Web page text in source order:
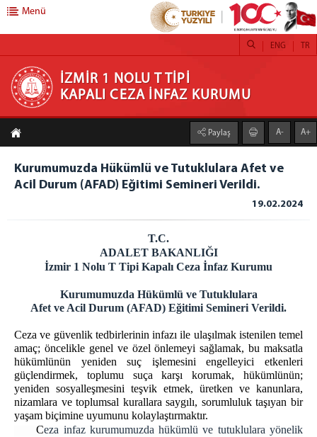
İZMİR 1 NOLU T TİPİ KAPALI CEZA İNFAZ
KURUMU
ANASAYFA
KURUMUMUZ
STOR PERDE
ATÖLYE VE İŞ YURTLARI
H/T BİLGİLENDİRME
EMANET PARA
ZİYARET BİLGİLENDİRME
ZİYARET YÖNETMELİĞİ
ZİYARET KURALLARI
Cenazeye Katılım ve Hasta Ziyareti İçin
Doldurulacak Dilekçe Örneği
KAMPÜS CİK
Menü
İZMİR 1 NOLU T TİPİ
KAPALI CEZA İNFAZ KURUMU
TR
ENG
Paylaş A- A+
Kurumumuzda Hükümlü ve Tutuklulara Afet ve
Acil Durum (AFAD) Eğitimi Semineri Verildi.
19.02.2024
T.C.
ADALET BAKANLIĞI
İzmir 1 Nolu T Tipi Kapalı Ceza İnfaz Kurumu
Kurumumuzda Hükümlü ve Tutuklulara
Afet ve Acil Durum (AFAD) Eğitimi Semineri Verildi.
Ceza ve güvenlik tedbirlerinin infazı ile ulaşılmak istenilen temel
amaç; öncelikle genel ve özel önlemeyi sağlamak, bu maksatla
hükümlünün yeniden suç işlemesini engelleyici etkenleri
güçlendirmek, toplumu suça karşı korumak, hükümlünün;
yeniden sosyalleşmesini teşvik etmek, üretken ve kanunlara,
nizamlara ve toplumsal kurallara saygılı, sorumluluk taşıyan bir
yaşam biçimine uyumunu kolaylaştırmaktır.
Ceza infaz kurumumuzda hükümlü ve tutuklulara yönelik